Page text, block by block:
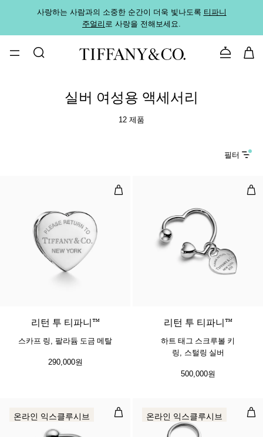
사랑하는 사람과의 소중한 순간이 더욱 빛나도록 티파니
주얼리로 사랑을 전해보세요.
문의하기
실버 여성용 액세서리
12 제품
필터
스카프 링, 팔라듐 도금 메탈
리턴 투 티파니™
스카프 링, 팔라듐 도금 메탈
290,000원
하
리턴 투 티파니™
하트 태그 스크루볼 키
링, 스털링 실버
500,000원
라운드 태그 스크루볼 키 링, 스털링
온라인 익스클루시브 라
온라인 익스클루시브